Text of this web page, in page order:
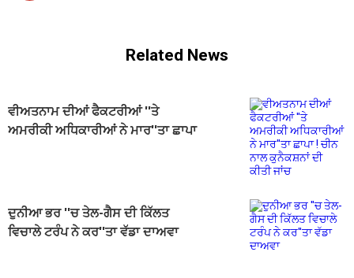
Related News
ਵੀਅਤਨਾਮ ਦੀਆਂ ਫੈਕਟਰੀਆਂ ''ਤੇ
ਅਮਰੀਕੀ ਅਧਿਕਾਰੀਆਂ ਨੇ ਮਾਰ''ਤਾ ਛਾਪਾ
ਦੁਨੀਆ ਭਰ ''ਚ ਤੇਲ-ਗੈਸ ਦੀ ਕਿੱਲਤ
ਵਿਚਾਲੇ ਟਰੰਪ ਨੇ ਕਰ''ਤਾ ਵੱਡਾ ਦਾਅਵਾ